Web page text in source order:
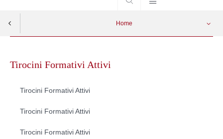
Home
contentTirocini Formativi Attivi
Tirocini Formativi Attivi
Tirocini Formativi Attivi
Tirocini Formativi Attivi